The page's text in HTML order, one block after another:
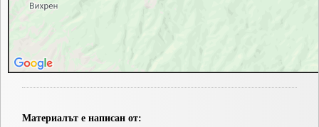
Материалът е написан от: